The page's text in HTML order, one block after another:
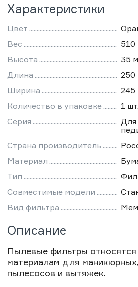
Характеристики
Цвет
Вес
510
Высота
35
Длина
250
Ширина
245
Количество в упаковке
1 шт.
Серия
Для
Страна производитель
Материал
Тип
Совместимые модели
Вид фильтра
Описание
Пылевые фильтры
материалам для
пылесосов и вытяжек.